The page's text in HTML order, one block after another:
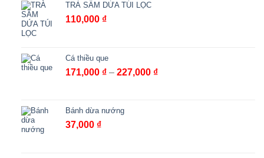
TRÀ SÂM DỨA TÚI LỌC
110,000 ₫
Cá thiều que
171,000 ₫ – 227,000 ₫Khoảng
Bánh dừa nướng
37,000 ₫